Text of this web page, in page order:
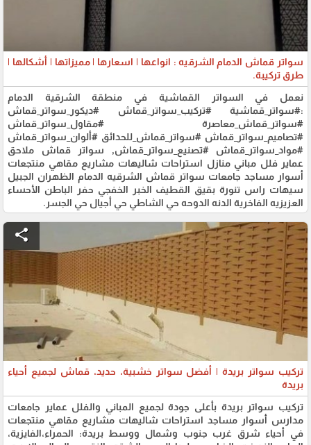
سواتر قماش الدمام الشرقيه : انواعها | اسعارها | مميزاتها | أشكالها |
طرق تركيبة.
نعمل في السواتر القماشية في منطقة الشرقية الدمام
:#سواتر_قماشية #تركيب_سواتر_قماش #ديكور_سواتر_قماش
#سواتر_قماش_معاصرة #مقاول_سواتر_قماش
#تصاميم_سواتر_قماش #سواتر_قماش_للحدائق #ألوان_سواتر_قماش
#مواد_سواتر_قماش #تصنيع_سواتر_قماش, سواتر قماش ملاحق
عماير فلل مباني منازل استراحات شاليهات مشاريع مقاهي منتجعات
أسوار مساجد جامعات سواتر قماش الشرقيه الدمام الظهران الجبيل
سيهات راس تنورة بقيق القطيف الخبر الخفجي حفر الباطن الأحساء
العزيزيه الفاخرية الدنه الدوحه حي الشاطي حي أجيال حي الجسر.
share
تركيب سواتر بريدة | أفضل سواتر خشبية، حديد، قماش لجميع أحياء
بريدة
تركيب سواتر بريدة بأعلى جودة لجميع المباني والفلل عماير جامعات
مدارس أسوار مساجد استراحات شاليهات مشاريع مقاهي منتجعات
في أحياء شرق غرب جنوب وشمال ووسط بريدة: الحمراء،الفايزية،